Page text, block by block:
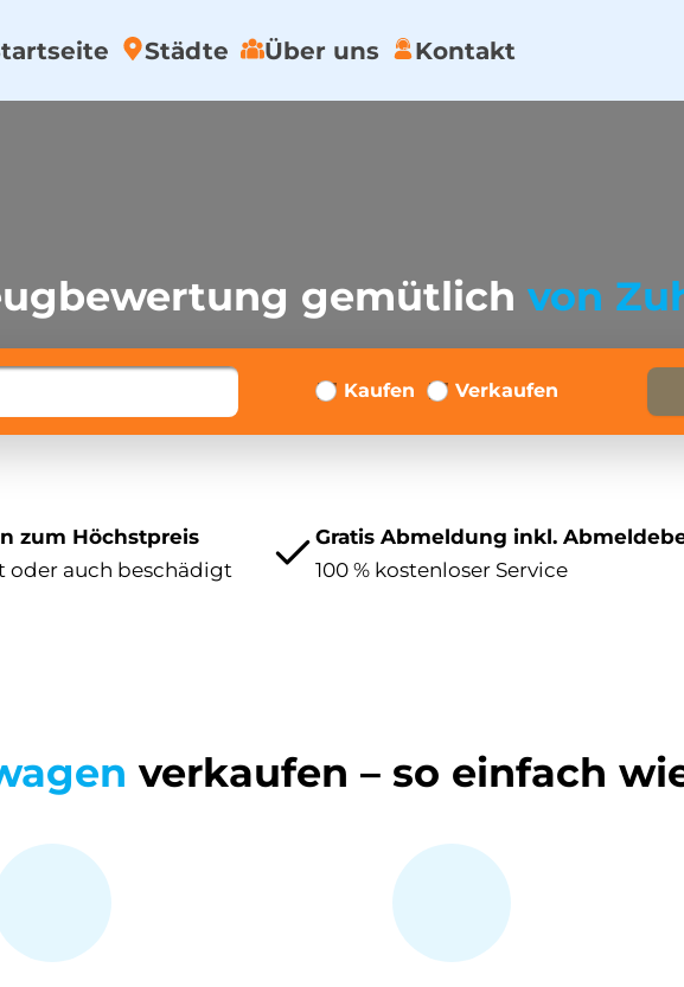
Städte Über uns Kontakt
gemütlich von
Kaufen Verkaufen
zum Höchstpreis
oder auch beschädigt
Gratis Abmeldung inkl.
100 % kostenloser Service
verkaufen – so einfach